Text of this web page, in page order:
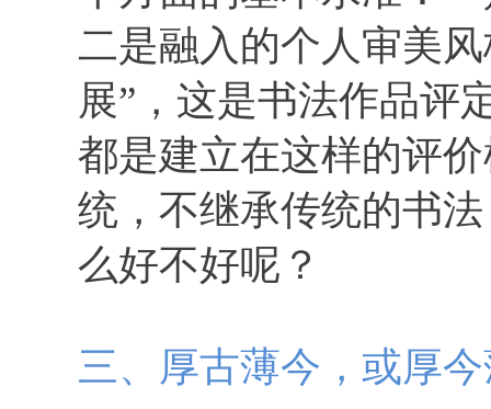
二是融入的个人审美
展”，这是书法作品评
都是建立在这样的评
统，不继承传统的书
么好不好呢？
三、厚古薄今，或厚